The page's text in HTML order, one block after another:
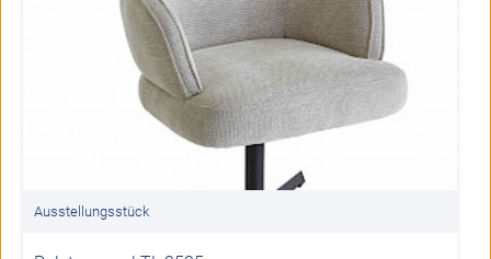
Ausstellungsstück